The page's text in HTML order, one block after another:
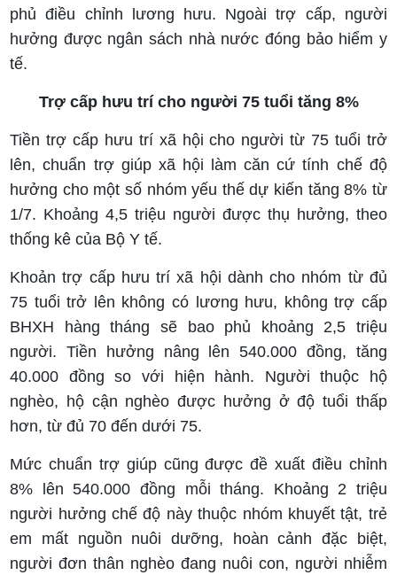
phủ điều chỉnh lương hưu. Ngoài trợ cấp, người
hưởng được ngân sách nhà nước đóng bảo hiểm y
tế.
Trợ cấp hưu trí cho người 75 tuổi tăng 8%
Tiền trợ cấp hưu trí xã hội cho người từ 75 tuổi trở
lên, chuẩn trợ giúp xã hội làm căn cứ tính chế độ
hưởng cho một số nhóm yếu thế dự kiến tăng 8% từ
1/7. Khoảng 4,5 triệu người được thụ hưởng, theo
thống kê của Bộ Y tế.
Khoản trợ cấp hưu trí xã hội dành cho nhóm từ đủ
75 tuổi trở lên không có lương hưu, không trợ cấp
BHXH hàng tháng sẽ bao phủ khoảng 2,5 triệu
người. Tiền hưởng nâng lên 540.000 đồng, tăng
40.000 đồng so với hiện hành. Người thuộc hộ
nghèo, hộ cận nghèo được hưởng ở độ tuổi thấp
hơn, từ đủ 70 đến dưới 75.
Mức chuẩn trợ giúp cũng được đề xuất điều chỉnh
8% lên 540.000 đồng mỗi tháng. Khoảng 2 triệu
người hưởng chế độ này thuộc nhóm khuyết tật, trẻ
em mất nguồn nuôi dưỡng, hoàn cảnh đặc biệt,
người đơn thân nghèo đang nuôi con, người nhiễm